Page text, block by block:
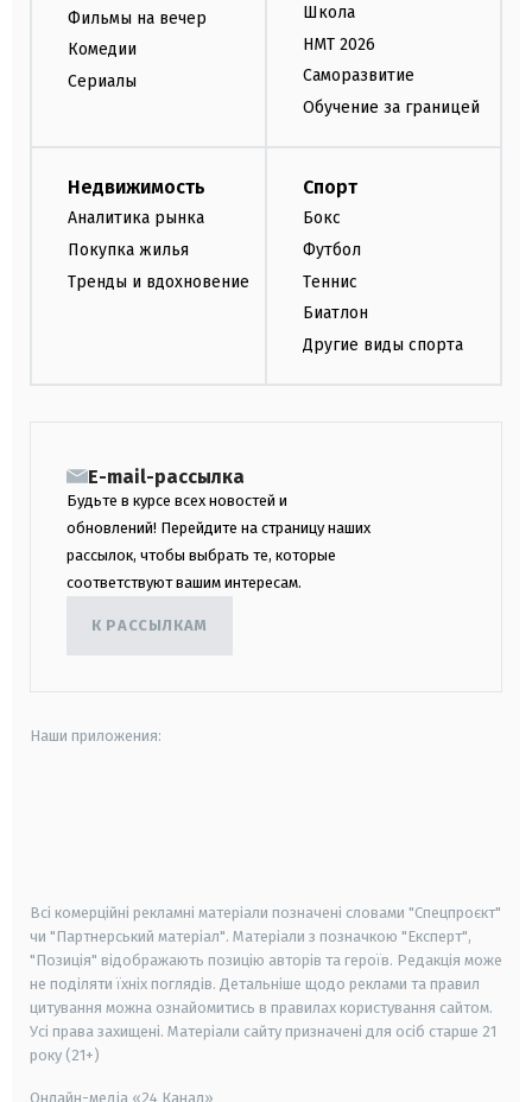
Фильмы на вечер
Комедии
Сериалы
Школа
НМТ 2026
Саморазвитие
Обучение за границей
Недвижимость
Аналитика рынка
Покупка жилья
Тренды и вдохновение
Спорт
Бокс
Футбол
Теннис
Биатлон
Другие виды спорта
E-mail-рассылка
Будьте в курсе всех новостей и
обновлений! Перейдите на страницу наших
рассылок, чтобы выбрать те, которые
соответствуют вашим интересам.
К РАССЫЛКАМ
Наши приложения:
Всі комерційні рекламні матеріали позначені словами "Спецпроєкт"
чи "Партнерський матеріал". Матеріали з позначкою "Експерт",
"Позиція" відображають позицію авторів та героїв. Редакція може
не поділяти їхніх поглядів. Детальніше щодо реклами та правил
цитування можна ознайомитись в правилах користування сайтом.
Усі права захищені. Матеріали сайту призначені для осіб старше 21
року (21+)
Онлайн-медіа «24 Канал»